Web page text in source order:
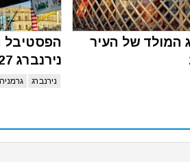
המולד של העיר
הפסטיבל
נירנברג 2027
נירנברג גרמניה